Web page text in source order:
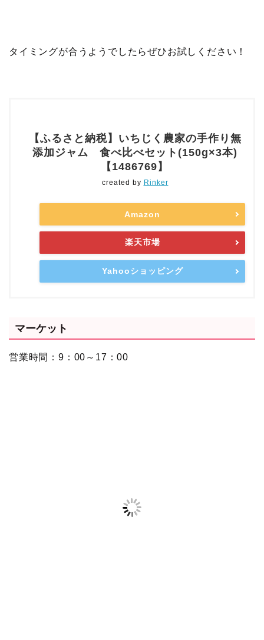
タイミングが合うようでしたらぜひお試しください！
【ふるさと納税】いちじく農家の手作り無
添加ジャム 食べ比べセット(150g×3本)
【1486769】
created by Rinker
Amazon
楽天市場
Yahooショッピング
マーケット
営業時間：9：00～17：00